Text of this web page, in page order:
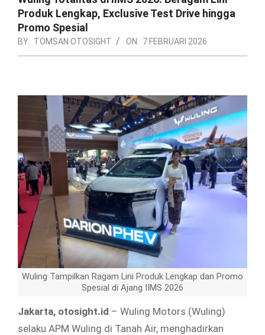
Produk Lengkap, Exclusive Test Drive hingga
Promo Spesial
BY: TOMSAN OTOSIGHT ON: 7 FEBRUARI 2026
Wuling Tampilkan Ragam Lini Produk Lengkap dan Promo
Spesial di Ajang IIMS 2026
Jakarta, otosight.id – Wuling Motors (Wuling)
selaku APM Wuling di Tanah Air, menghadirkan